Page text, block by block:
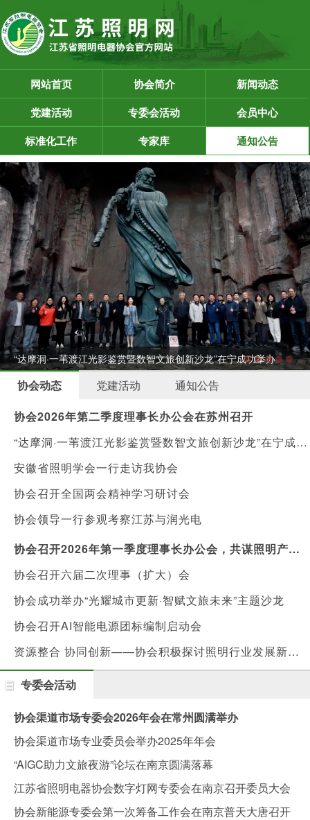
网站首页 协会简介 新闻动态
党建活动 专委会活动 会员中心
标准化工作 专家库 通知公告
“达摩洞·一苇渡江光影鉴赏暨数智文旅创新沙龙”在宁成功举办
协会动态 党建活动
通知公告
协会2026年第二季度理事长办公会在苏州召开
“达摩洞·一苇渡江光影鉴赏暨数智文旅创新沙龙”在宁成功举办
安徽省照明学会一行走访我协会
协会召开全国两会精神学习研讨会
协会领导一行参观考察江苏与润光电
协会召开2026年第一季度理事长办公会，共谋照明产业新机遇
协会召开六届二次理事（扩大）会
协会成功举办“光耀城市更新·智赋文旅未来”主题沙龙
协会召开AI智能电源团标编制启动会
资源整合 协同创新——协会积极探讨照明行业发展新路径
专委会活动
协会渠道市场专委会2026年会在常州圆满举办
协会渠道市场专业委员会举办2025年年会
“AIGC助力文旅夜游”论坛在南京圆满落幕
江苏省照明电器协会数字灯网专委会在南京召开委员大会
协会新能源专委会第一次筹备工作会在南京普天大唐召开